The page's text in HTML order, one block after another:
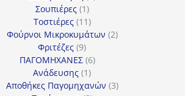
Σουπιέρες 11
προϊόν
Τοστιέρες 1111
προϊόντα
Φούρνοι Μικροκυμάτων 22
Φριτέζες 99
προϊόντα
ΠΑΓΟΜΗΧΑΝΕΣ 66
Ανάδευσης 11
προϊόν
Αποθήκες Παγομηχανών 33